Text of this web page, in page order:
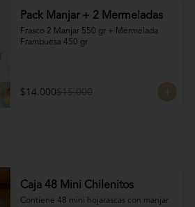
Pack Manjar + 2 Mermeladas
Frasco 2 Manjar 550 gr + Mermelada
Frambuesa 450 gr
$14.000$15.000
Caja 48 Mini Chilenitos
Contiene 48 mini hojarascas con manjar